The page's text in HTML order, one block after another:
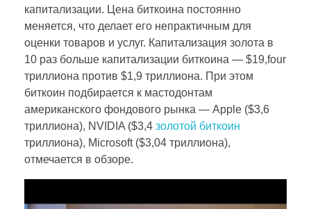
капитализации. Цена биткоина постоянно
меняется, что делает его непрактичным для
оценки товаров и услуг. Капитализация золота в
10 раз больше капитализации биткоина — $19,four
триллиона против $1,9 триллиона. При этом
биткоин подбирается к мастодонтам
американского фондового рынка — Apple ($3,6
триллиона), NVIDIA ($3,4 золотой биткоин
триллиона), Microsoft ($3,04 триллиона),
отмечается в обзоре.